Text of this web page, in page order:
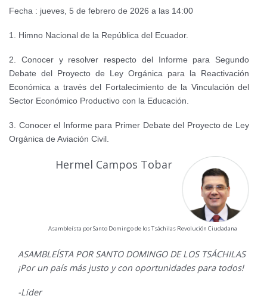
Fecha : jueves, 5 de febrero de 2026 a las 14:00
1. Himno Nacional de la República del Ecuador.
2. Conocer y resolver respecto del Informe para Segundo
Debate del Proyecto de Ley Orgánica para la Reactivación
Económica a través del Fortalecimiento de la Vinculación del
Sector Económico Productivo con la Educación.
3. Conocer el Informe para Primer Debate del Proyecto de Ley
Orgánica de Aviación Civil.
Hermel Campos Tobar
Asambleísta por Santo Domingo de los Tsáchilas Revolución Ciudadana
ASAMBLEÍSTA POR SANTO DOMINGO DE LOS TSÁCHILAS
¡Por un país más justo y con oportunidades para todos!
-Líder